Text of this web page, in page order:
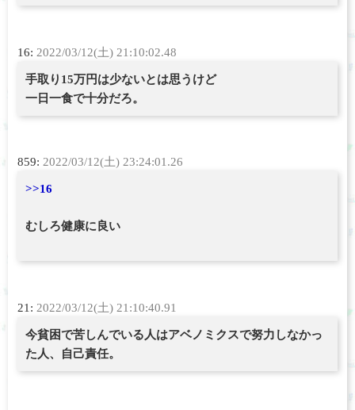
16: 2022/03/12(土) 21:10:02.48
手取り15万円は少ないとは思うけど
一日一食で十分だろ。
859: 2022/03/12(土) 23:24:01.26
>>16
むしろ健康に良い
21: 2022/03/12(土) 21:10:40.91
今貧困で苦しんでいる人はアベノミクスで努力しなかっ
た人、自己責任。